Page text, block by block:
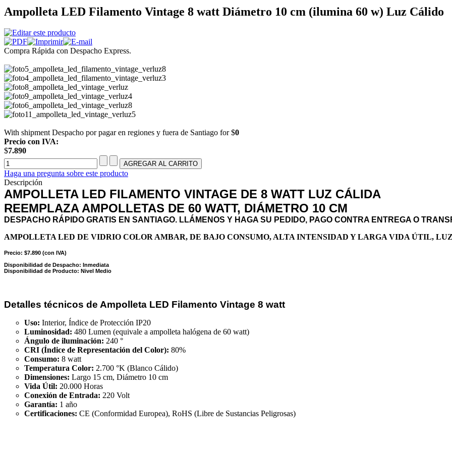
Ampolleta LED Filamento Vintage 8 watt Diámetro 10 cm (ilumina 60 w) Luz Cálido
Compra Rápida con Despacho Express.
With shipment Despacho por pagar en regiones y fuera de Santiago for $0
Precio con IVA:
$7.890
Haga una pregunta sobre este producto
Descripción
AMPOLLETA LED FILAMENTO VINTAGE DE 8 WATT LUZ CÁLIDA
REEMPLAZA AMPOLLETAS DE 60 WATT, DIÁMETRO 10 CM
DESPACHO RÁPIDO GRATIS EN SANTIAGO. LLÁMENOS Y HAGA SU PEDIDO, PAGO CONTRA ENTREGA O
AMPOLLETA LED DE VIDRIO COLOR AMBAR, DE BAJO CONSUMO, ALTA INTENSIDAD Y LARGA VIDA ÚTIL,
Precio: $7.890 (con IVA)
Disponibilidad de Despacho: Inmediata
Disponibilidad de Producto: Nivel Medio
Detalles técnicos de Ampolleta LED Filamento Vintage 8 watt
Uso: Interior, Índice de Protección IP20
Luminosidad: 480 Lumen (equivale a ampolleta halógena de 60 watt)
Ángulo de iluminación: 240 °
CRI (Índice de Representación del Color): 80%
Consumo: 8 watt
Temperatura Color: 2.700 °K (Blanco Cálido)
Dimensiones: Largo 15 cm, Diámetro 10 cm
Vida Útil: 20.000 Horas
Conexión de Entrada: 220 Volt
Garantía: 1 año
Certificaciones: CE (Conformidad Europea), RoHS (Libre de Sustancias Peligrosas)